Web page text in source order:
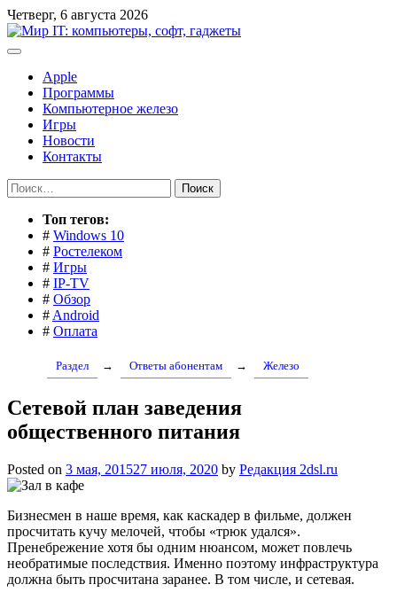
Перейти
к
содержимому
Четверг, 6 августа 2026
Apple
Программы
Компьютерное железо
Игры
Новости
Контакты
Найти:
Toп тегов:
# Windows 10
# Ростелеком
# Игры
# IP-TV
# Обзор
# Android
# Оплата
Раздел → Ответы абонентам → Железо
Сетевой план заведения
общественного питания
Posted on 3 мая, 201527 июля, 2020 by Редакция 2dsl.ru
Бизнесмен в наше время, как каскадер в фильме, должен
просчитать кучу мелочей, чтобы «трюк удался».
Пренебрежение хотя бы одним нюансом, может повлечь
необратимые последствия. Именно поэтому инфраструктура
должна быть просчитана заранее. В том числе, и сетевая.